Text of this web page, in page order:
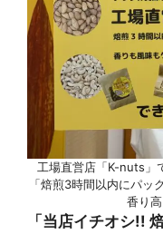
工場直営店「K-nuts」
「焙煎3時間以内にパッ
香り
「当店イチオシ!!